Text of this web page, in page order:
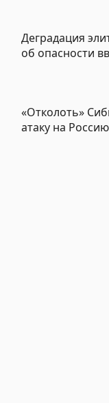
Деградация
об опасности
«Отколоть»
атаку на Россию